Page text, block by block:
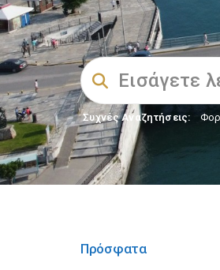
Συχνές Αναζητήσεις:
Πρόσφατα